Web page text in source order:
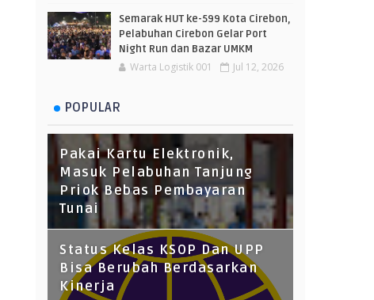
Semarak HUT ke-599 Kota Cirebon,
Pelabuhan Cirebon Gelar Port
Night Run dan Bazar UMKM
Warta Logistik 001 Jul 12, 2026
POPULAR
Pakai Kartu Elektronik,
Masuk Pelabuhan Tanjung
Priok Bebas Pembayaran
Tunai
Status Kelas KSOP Dan UPP
Bisa Berubah Berdasarkan
Kinerja